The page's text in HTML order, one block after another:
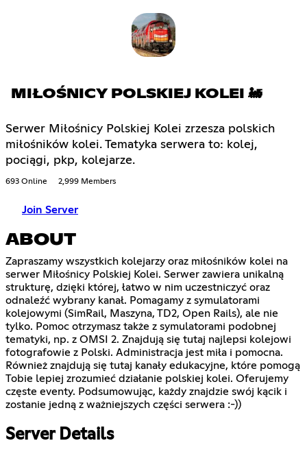
MIŁOŚNICY POLSKIEJ KOLEI 🚂
Serwer Miłośnicy Polskiej Kolei zrzesza polskich
miłośników kolei. Tematyka serwera to: kolej,
pociągi, pkp, kolejarze.
693 Online 2,999 Members
Join Server
ABOUT
Zapraszamy wszystkich kolejarzy oraz miłośników kolei na
serwer Miłośnicy Polskiej Kolei. Serwer zawiera unikalną
strukturę, dzięki której, łatwo w nim uczestniczyć oraz
odnaleźć wybrany kanał. Pomagamy z symulatorami
kolejowymi (SimRail, Maszyna, TD2, Open Rails), ale nie
tylko. Pomoc otrzymasz także z symulatorami podobnej
tematyki, np. z OMSI 2. Znajdują się tutaj najlepsi kolejowi
fotografowie z Polski. Administracja jest miła i pomocna.
Również znajdują się tutaj kanały edukacyjne, które pomogą
Tobie lepiej zrozumieć działanie polskiej kolei. Oferujemy
częste eventy. Podsumowując, każdy znajdzie swój kącik i
zostanie jedną z ważniejszych części serwera :-))
Server Details